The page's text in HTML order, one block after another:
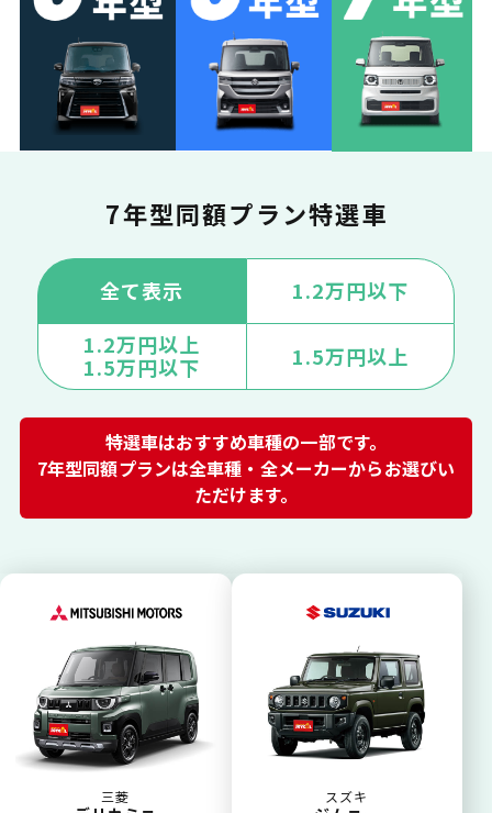
7年型同額プラン特選車
全て表示
1.2万円以下
1.2万円以上
1.5万円以下
1.5万円以上
特選車はおすすめ車種の一部です。
7年型同額プランは全車種・全メーカーからお選びい
ただけます。
三菱 スズキ